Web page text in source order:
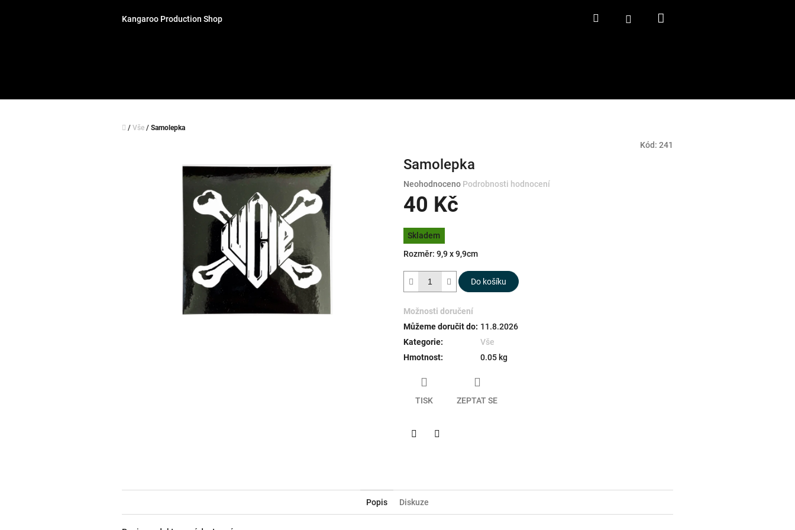
Kangaroo Production Shop HledatPřihlášení
Domů
/ Vše / Samolepka
Kód: 241
Samolepka
Průměrné
hodnocení
produktu
0,0
z
5
Neohodnoceno Podrobnosti hodnocení
40 Kč
Měrná
cena:
Skladem
Rozměr: 9,9 x 9,9cm
Do košíku
Možnosti doručení
Můžeme doručit do: 11.8.2026
Kategorie:
Vše
Hmotnost: 0.05 kg
TISK ZEPTAT SE
Popis Diskuze